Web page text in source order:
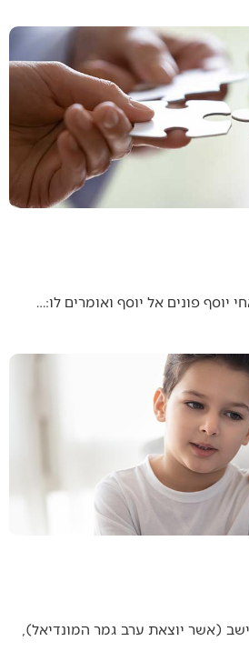
יוסף פונים אל יוסף ואומרים לו:…
(אשר יוצאת ערב גמר המונדיאל),